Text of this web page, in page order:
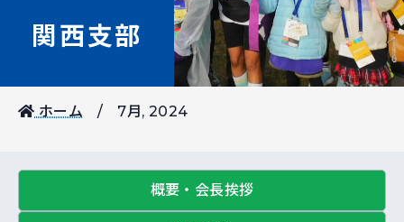
関西支部
ホーム 7月, 2024
概要・会長挨拶